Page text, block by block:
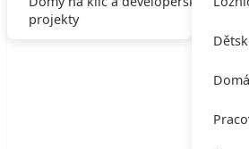
projekty